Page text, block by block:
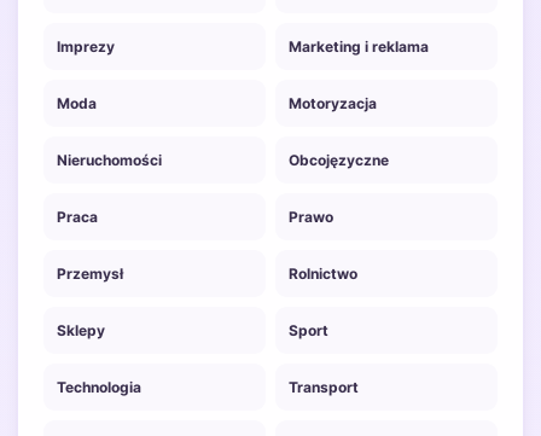
Imprezy Marketing i reklama
Moda Motoryzacja
Nieruchomości Obcojęzyczne
Praca Prawo
Przemysł Rolnictwo
Sklepy Sport
Technologia Transport